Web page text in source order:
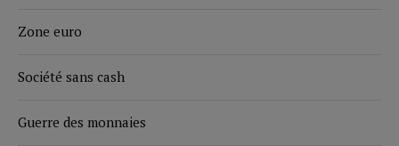
Zone euro
Société sans cash
Guerre des monnaies